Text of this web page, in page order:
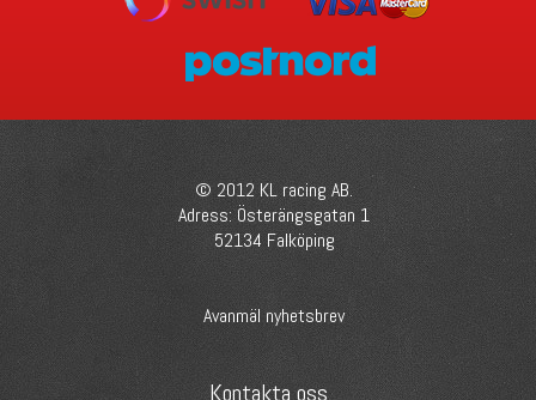
© 2012 KL racing AB.
Adress: Österängsgatan 1
52134 Falköping
Avanmäl nyhetsbrev
Kontakta oss